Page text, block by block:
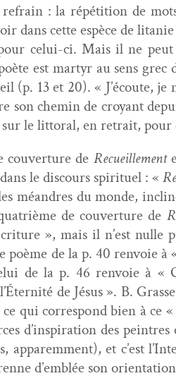
: la répéti­tion de
dans cette espèce de
celui-ci. Mais il ne
est mar­tyr au sens
(p. 13 et 20). « J’écoute,
son chemin de croy­ant
le lit­toral, en retrait, pour
cou­ver­ture de Recueille­ment
le dis­cours spir­ituel : «
méan­dres du monde,
de cou­ver­ture de
», mais il n’est
poème de la p. 40 ren­voie à
de la p. 46 ren­voie à «
de Jésus ». B.
ce qui cor­re­spond bien à
d’inspiration des
apparem­ment), et c’est
d’emblée son